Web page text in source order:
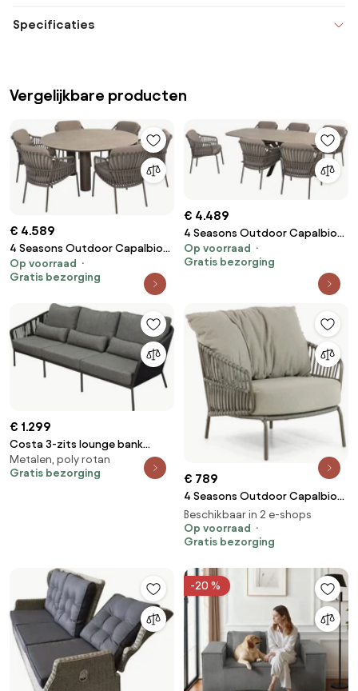
Specificaties
Vergelijkbare producten
€ 4.589
4 Seasons Outdoor Capalbio
tuinset terre met Arizona tafel
met keramisch blad Ø 160 cm
Tuinset bruin weerbestendig
Op voorraad
Gratis bezorging
€ 4.489
4 Seasons Outdoor Capalbio
tuinset terre met Prado tafel
met keramisch blad 240 cm
Tuinset bruin weerbestendig
Op voorraad
Gratis bezorging
€ 1.299
Costa 3-zits lounge bank
antraciet rope
Metalen, poly rotan
Gratis bezorging
€ 789
4 Seasons Outdoor Capalbio
Lounge Tuinstoel
Aluminium/rope Taupe
Beschikbaar in 2 e-shops
Op voorraad
Gratis bezorging
-20 %